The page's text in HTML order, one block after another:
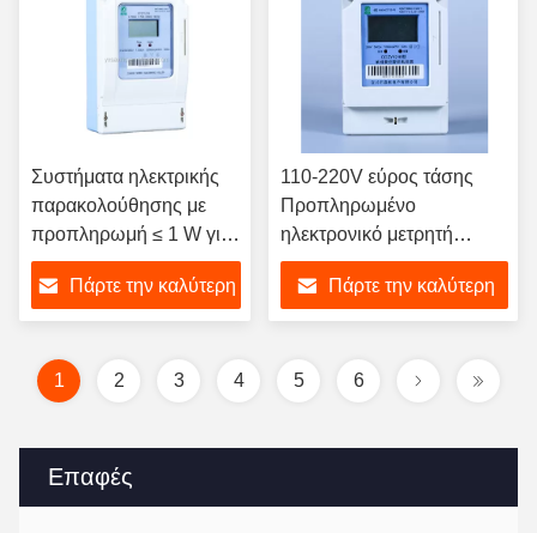
Επαφές
Συστήματα ηλεκτρικής
παρακολούθησης με
προπληρωμή ≤ 1 W για
αποτελεσματικό έλεγχο
ενέργειας
Πάρτε την καλύτερη
110-220V εύρος τάσης
Προπληρωμένο
ηλεκτρονικό μετρητή
ενέργειας με αποθήκευση
δεδομένων 1000 KWh και
ακρίβεια κλάσης 1.0
Πάρτε την καλύτερη
1 2 3 4 5 6